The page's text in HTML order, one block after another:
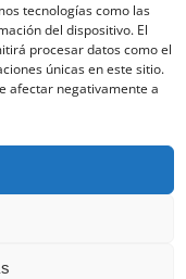
tecnologías como las
del dispositivo. El
procesar datos como el
únicas en este sitio.
afectar negativamente a